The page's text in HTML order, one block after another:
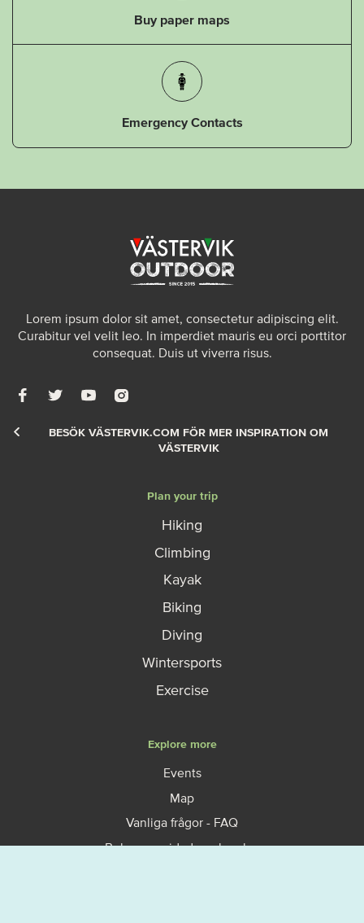
Buy paper maps
Emergency Contacts
Lorem ipsum dolor sit amet, consectetur adipiscing elit.
Curabitur vel velit leo. In imperdiet mauris eu orci porttitor
consequat. Duis ut viverra risus.
BESÖK VÄSTERVIK.COM FÖR MER INSPIRATION OM
VÄSTERVIK
Plan your trip
Hiking
Climbing
Kayak
Biking
Diving
Wintersports
Exercise
Explore more
Events
Map
Vanliga frågor - FAQ
Boka en guidad upplevelse